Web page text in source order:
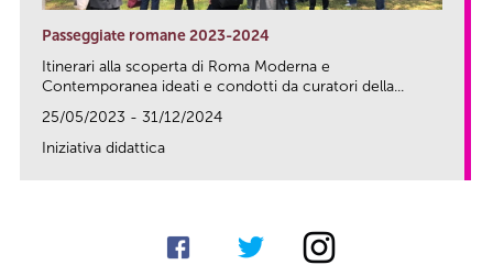
Passeggiate romane 2023-2024
Itinerari alla scoperta di Roma Moderna e
Contemporanea ideati e condotti da curatori della...
25/05/2023 - 31/12/2024
Iniziativa didattica